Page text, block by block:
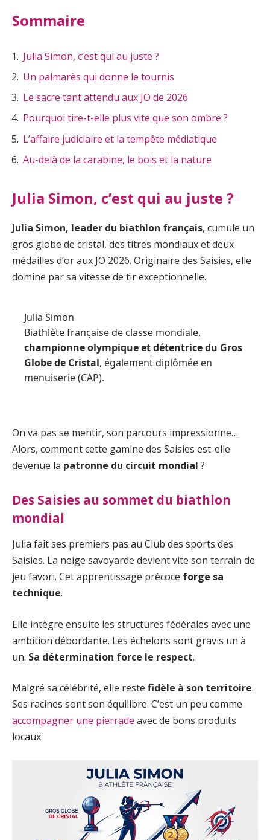
Sommaire
Julia Simon, c’est qui au juste ?
Un palmarès qui donne le tournis
Le sacre tant attendu aux JO de 2026
Pourquoi tire-t-elle plus vite que son ombre ?
L’affaire judiciaire et la tempête médiatique
Au-delà de la carabine, le bois et la nature
Julia Simon, c’est qui au juste ?
Julia Simon, leader du biathlon français, cumule un
gros globe de cristal, des titres mondiaux et deux
médailles d’or aux JO 2026. Originaire des Saisies, elle
domine par sa vitesse de tir exceptionnelle.
Julia Simon
Biathlète française de classe mondiale,
championne olympique et détentrice du Gros
Globe de Cristal, également diplômée en
menuiserie (CAP).
On va pas se mentir, son parcours impressionne…
Alors, comment cette gamine des Saisies est-elle
devenue la patronne du circuit mondial ?
Des Saisies au sommet du biathlon
mondial
Julia fait ses premiers pas au Club des sports des
Saisies. La neige savoyarde devient vite son terrain de
jeu favori. Cet apprentissage précoce forge sa
technique.
Elle intègre ensuite les structures fédérales avec une
ambition débordante. Les échelons sont gravis un à
un. Sa détermination force le respect.
Malgré sa célébrité, elle reste fidèle à son territoire.
Ses racines sont son équilibre. C’est un peu comme
accompagner une pierrade avec de bons produits
locaux.